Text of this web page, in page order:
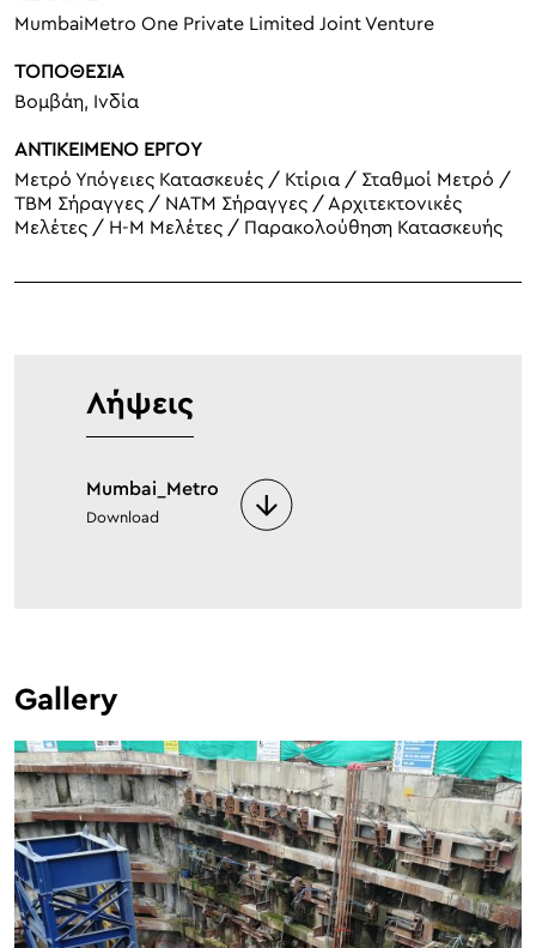
MumbaiMetro One Private Limited Joint Venture
ΤΟΠΟΘΕΣΙΑ
Βομβάη, Ινδία
ΑΝΤΙΚΕΙΜΕΝΟ ΕΡΓΟΥ
Μετρό Υπόγειες Κατασκευές / Κτίρια / Σταθμοί Μετρό /
TBM Σήραγγες / NATM Σήραγγες / Αρχιτεκτονικές
Μελέτες / Η-Μ Μελέτες / Παρακολούθηση Κατασκευής
Λήψεις
Mumbai_Metro
Download
Gallery